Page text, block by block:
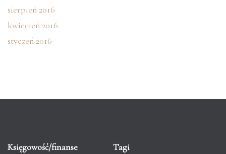
sierpień 2016
kwiecień 2016
styczeń 2016
Księgowość/finanse Tagi